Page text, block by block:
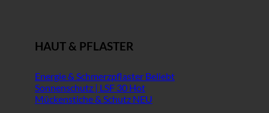
HAUT & PFLASTER
Energie & Schmerzpflaster
Sonnenschutz | LSF 30
Mückenstiche & Schutz